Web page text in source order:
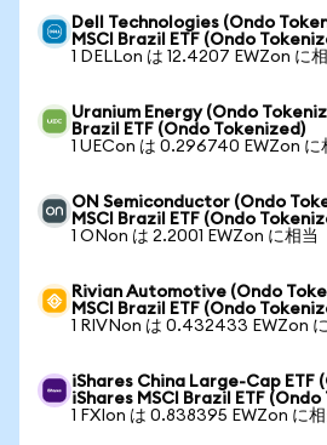
Dell Technologies (Ondo
MSCI Brazil ETF (Ondo
1 DELLon は 12.4207 EWZon に
Uranium Energy (Ondo
Brazil ETF (Ondo Tokenized)
1 UECon は 0.296740 EWZon に
ON Semiconductor (Ondo
MSCI Brazil ETF (Ondo
1 ONon は 2.2001 EWZon に相当
Rivian Automotive (Ondo
MSCI Brazil ETF (Ondo
1 RIVNon は 0.432433 EWZon
iShares China Large-Cap ETF
iShares MSCI Brazil ETF
1 FXIon は 0.838395 EWZon に相